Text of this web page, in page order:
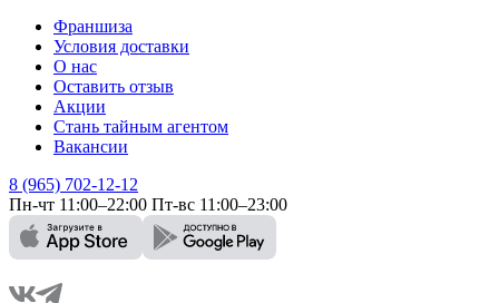
Франшиза
Условия доставки
О нас
Оставить отзыв
Акции
Стань тайным агентом
Вакансии
8 (965) 702-12-12
Пн-чт 11:00–22:00 Пт-вс 11:00–23:00